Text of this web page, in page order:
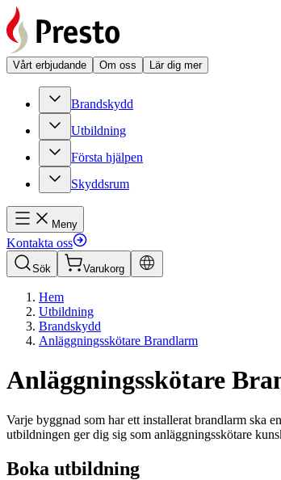
Vårt erbjudande Om oss Lär dig mer
Brandskydd
Utbildning
Första hjälpen
Skyddsrum
Meny
Kontakta oss
Sök Varukorg
Hem
Utbildning
Brandskydd
Anläggningsskötare Brandlarm
Anläggningsskötare
Varje byggnad som har ett installerat brandlarm ska
utbildningen ger dig sig som anläggningsskötare
Boka utbildning